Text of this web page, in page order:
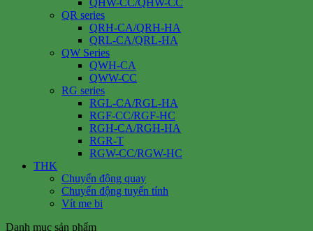
QR series
QRH-CA/QRH-HA
QRL-CA/QRL-HA
QW Series
QWH-CA
QWW-CC
RG series
RGL-CA/RGL-HA
RGF-CC/RGF-HC
RGH-CA/RGH-HA
RGR-T
RGW-CC/RGW-HC
THK
Chuyển động quay
Chuyển động tuyến tính
Vít me bi
Danh mục sản phẩm